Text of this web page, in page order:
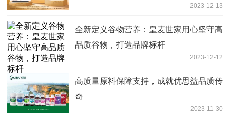
2023-12-13
全新定义谷物营养：皇麦世家用心坚守高
品质谷物，打造品牌标杆
2023-12-12
高质量原料保障支持，成就优思益品质传
奇
2023-11-30